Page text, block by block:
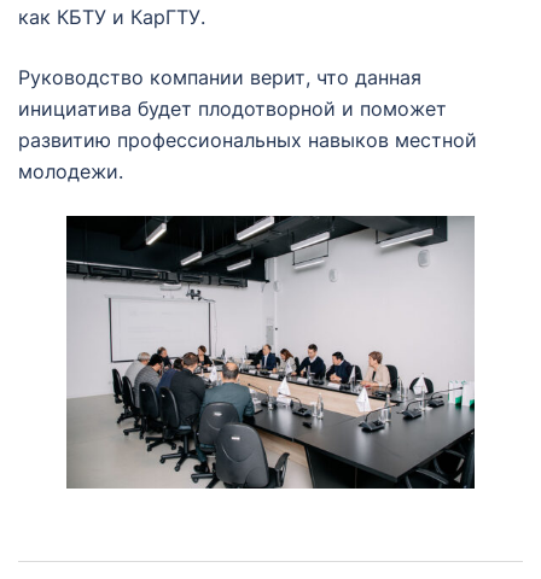
как КБТУ и КарГТУ.
Руководство компании верит, что данная
инициатива будет плодотворной и поможет
развитию профессиональных навыков местной
молодежи.